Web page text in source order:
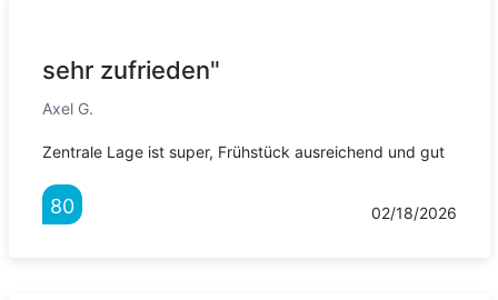
sehr zufrieden"
Axel G.
Zentrale Lage ist super, Frühstück ausreichend und gut
80 02/18/2026